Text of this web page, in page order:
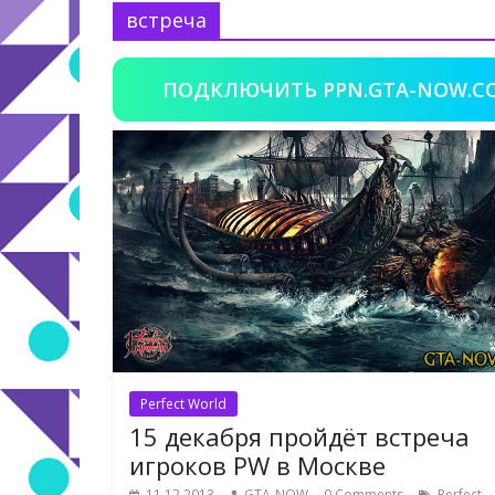
встреча
ПОДКЛЮЧИТЬ PPN.GTA-
Perfect World
15 декабря пройдёт встреча
игроков PW в Москве